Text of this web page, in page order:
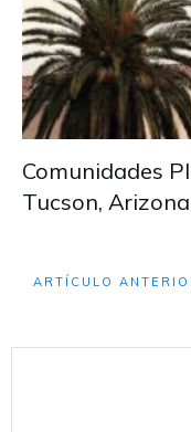
Comunidades
Tucson, Arizona
ARTÍCULO